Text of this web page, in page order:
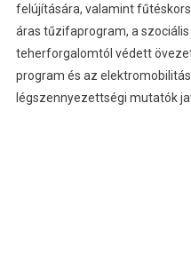
felújítására, valamint
áras tűzifaprogram, a
teherforgalomtól védett
program és az
légszennyezettségi mutatók